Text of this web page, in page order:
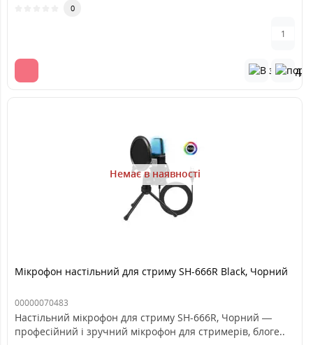
0
Немає в наявності
Мікрофон настільний для стриму SH-666R Black, Чорний
00000070483
Настільний мікрофон для стриму SH-666R, Чорний —
професійний і зручний мікрофон для стримерів, блоге..